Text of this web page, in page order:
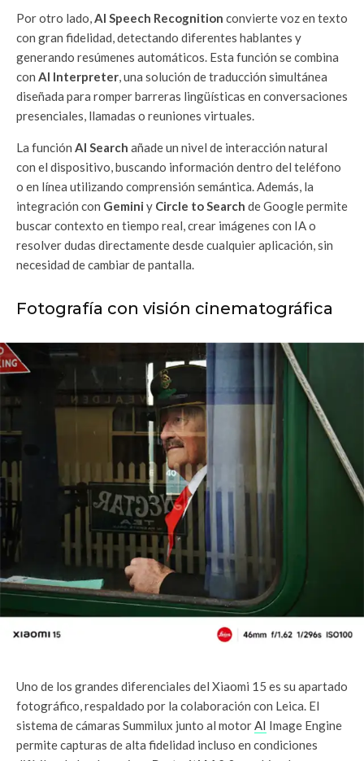
Por otro lado,AI Speech Recognition convierte voz en texto
con gran fidelidad, detectando diferentes hablantes y
generando resúmenes automáticos. Esta función se combina
con AI Interpreter, una solución de traducción simultánea
diseñada para romper barreras lingüísticas en conversaciones
presenciales, llamadas o reuniones virtuales.
La función AI Search añade un nivel de interacción natural
con el dispositivo, buscando información dentro del teléfono
o en línea utilizando comprensión semántica. Además, la
integración con Gemini y Circle to Search de Google permite
buscar contexto en tiempo real, crear imágenes con IA o
resolver dudas directamente desde cualquier aplicación, sin
necesidad de cambiar de pantalla.
Fotografía con visión cinematográfica
Uno de los grandes diferenciales del Xiaomi 15 es su apartado
fotográfico, respaldado por la colaboración con Leica. El
sistema de cámaras Summilux junto al motorAI Image Engine
permite capturas de alta fidelidad incluso en condiciones